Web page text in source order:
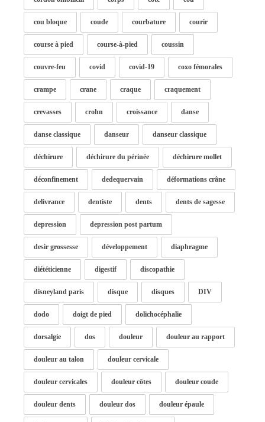
cou bloque coude courbature courir
course à pied course-à-pied coussin
couvre-feu covid covid-19 coxo fémorales
crampe crane craque craquement
crevasses crohn croissance danse
danse classique danseur danseur classique
déchirure déchirure du périnée déchirure mollet
déconfinement dedequervain déformations crâne
delivrance dentiste dents dents de sagesse
depression depression post partum
desir grossesse développement diaphragme
diététicienne digestif discopathie
disneyland paris disque disques DIV
dodo doigt de pied dolichocéphalie
dorsalgie dos douleur douleur au rapport
douleur au talon douleur cervicale
douleur cervicales douleur côtes douleur coude
douleur dents douleur dos douleur épaule